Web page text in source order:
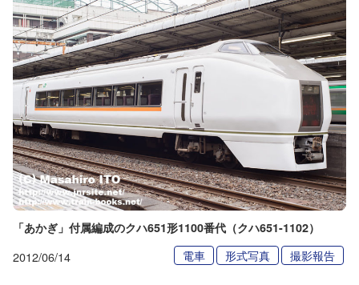
「あかぎ」付属編成のクハ651形1100番代（クハ651-1102）
2012/06/14 電車 形式写真 撮影報告